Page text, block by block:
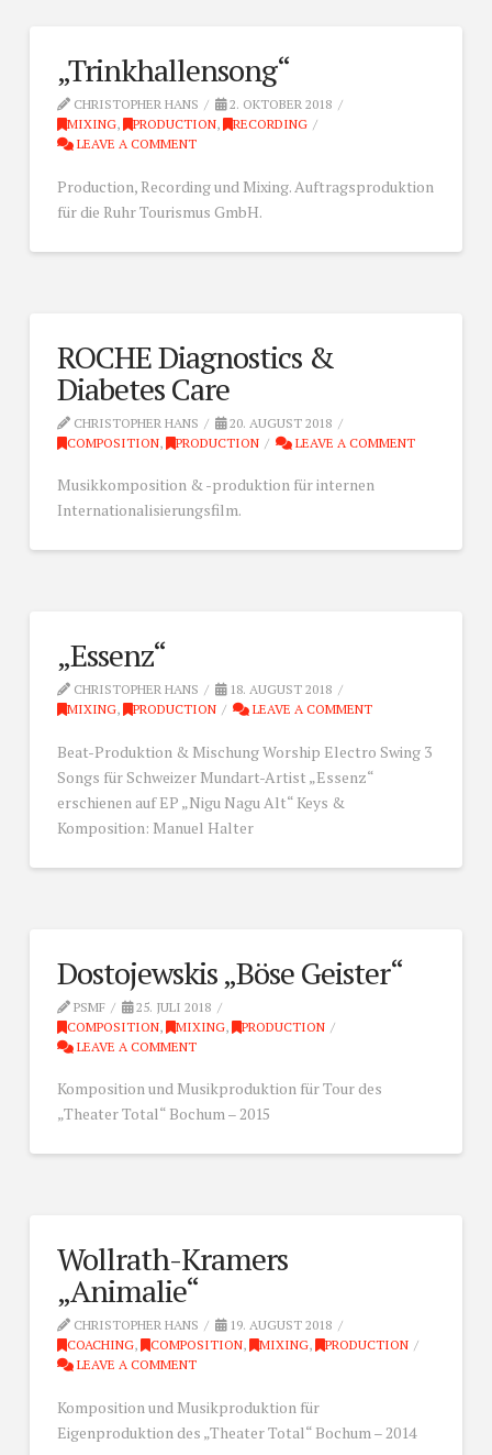
„Trinkhallensong“
CHRISTOPHER HANS
2. OKTOBER 2018
MIXING, PRODUCTION,
RECORDING
LEAVE A COMMENT
Production, Recording und Mixing. Auftragsproduktion
für die Ruhr Tourismus GmbH.
ROCHE Diagnostics &
Diabetes Care
CHRISTOPHER HANS
20. AUGUST 2018
COMPOSITION, PRODUCTION LEAVE A COMMENT
Musikkomposition & -produktion für internen
Internationalisierungsfilm.
„Essenz“
CHRISTOPHER HANS
18. AUGUST 2018
MIXING, PRODUCTION LEAVE A COMMENT
Beat-Produktion & Mischung Worship Electro Swing 3
Songs für Schweizer Mundart-Artist „Essenz“
erschienen auf EP „Nigu Nagu Alt“ Keys &
Komposition: Manuel Halter
Dostojewskis „Böse Geister“
PSMF
25. JULI 2018
COMPOSITION, MIXING,
PRODUCTION
LEAVE A COMMENT
Komposition und Musikproduktion für Tour des
„Theater Total“ Bochum – 2015
Wollrath-Kramers
„Animalie“
CHRISTOPHER HANS
19. AUGUST 2018
COACHING, COMPOSITION, MIXING,
PRODUCTION
LEAVE A COMMENT
Komposition und Musikproduktion für
Eigenproduktion des „Theater Total“ Bochum – 2014